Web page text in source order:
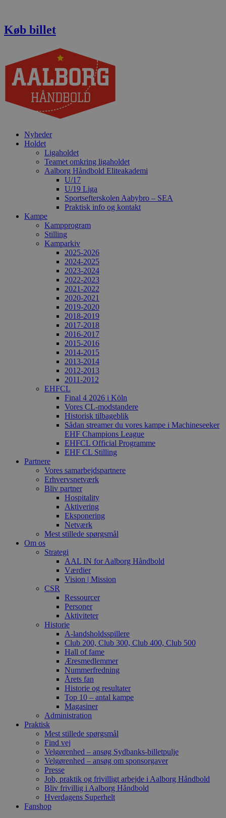
indhold
Køb billet
Nyheder
Holdet
Ligaholdet
Teamet omkring ligaholdet
Aalborg Håndbold Eliteakademi
U/17
U/19 Liga
Sportsefterskolen Aabybro – SEA
Praktisk info og kontakt
Kampe
Kampprogram
Stilling
Kamparkiv
2025-2026
2024-2025
2023-2024
2022-2023
2021-2022
2020-2021
2019-2020
2018-2019
2017-2018
2016-2017
2015-2016
2014-2015
2013-2014
2012-2013
2011-2012
EHFCL
Final 4 2026 i Köln
Vores CL-modstandere
Historisk tilbageblik
Sådan streamer du vores kampe i Machineseeker
EHF Champions League
EHFCL Official Programme
EHF CL Stilling
Partnere
Vores samarbejdspartnere
Erhvervsnetværk
Bliv partner
Hospitality
Aktivering
Eksponering
Netværk
Mest stillede spørgsmål
Om os
Strategi
AAL IN for Aalborg Håndbold
Værdier
Vision | Mission
CSR
Ressourcer
Personer
Aktiviteter
Historie
A-landsholdsspillere
Club 200, Club 300, Club 400, Club 500
Hall of fame
Æresmedlemmer
Nummerfredning
Årets fan
Historie og resultater
Top 10 – antal kampe
Magasiner
Administration
Praktisk
Mest stillede spørgsmål
Find vej
Velgørenhed – ansøg Sydbanks-billetpulje
Velgørenhed – ansøg om sponsorgaver
Presse
Job, praktik og frivilligt arbejde i Aalborg Håndbold
Bliv frivillig i Aalborg Håndbold
Hverdagens Superhelt
Fanshop